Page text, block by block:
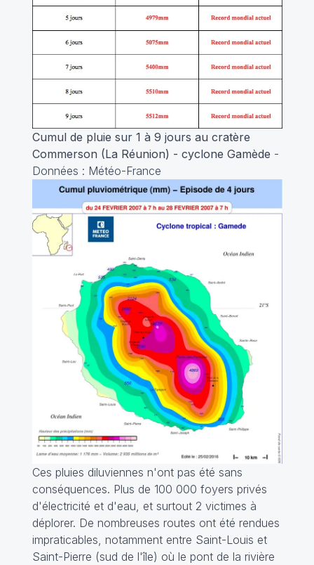
Cumul de pluie sur 1 à 9 jours au cratère
Commerson (La Réunion) - cyclone Gamède -
Données : Météo-France
Ces pluies diluviennes n'ont pas été sans
conséquences. Plus de 100 000 foyers privés
d'électricité et d'eau, et surtout 2 victimes à
déplorer. De nombreuses routes ont été rendues
impraticables, notamment entre Saint-Louis et
Saint-Pierre (sud de l'île) où le pont de la rivière